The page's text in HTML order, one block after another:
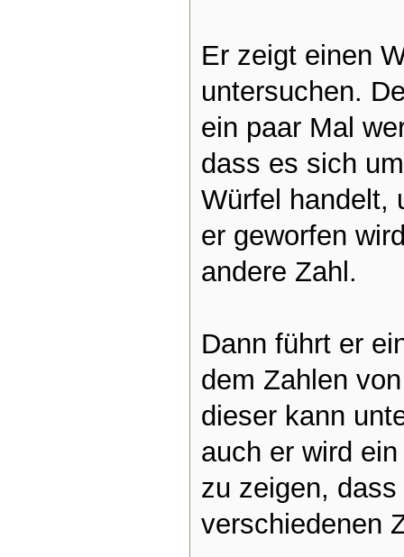
Er zeigt einen
untersuchen.
ein paar Mal
dass es sich
Würfel handelt,
er geworfen
andere Zahl.
Dann führt er
dem Zahlen
dieser kann
auch er wird
zu zeigen,
verschiedenen